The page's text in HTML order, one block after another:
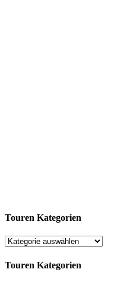
Touren Kategorien
Touren Kategorien